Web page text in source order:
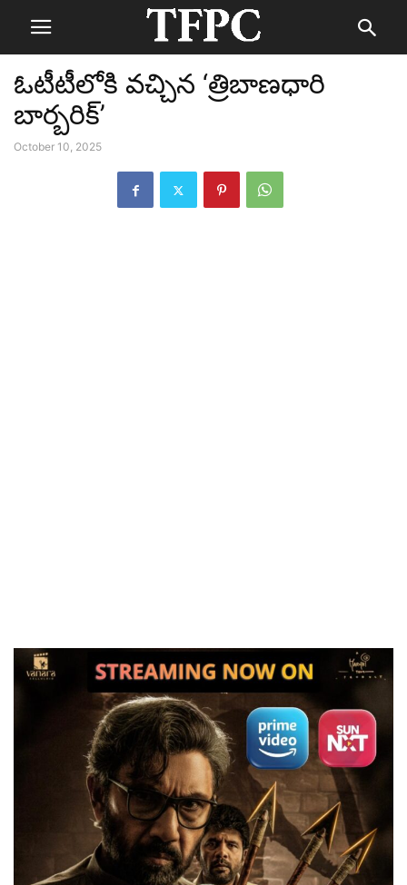
ఓటీటీలోకి వచ్చిన ‘త్రిబాణధారి
బార్బరిక్’
October 10, 2025